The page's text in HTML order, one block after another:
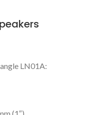
LN01A: